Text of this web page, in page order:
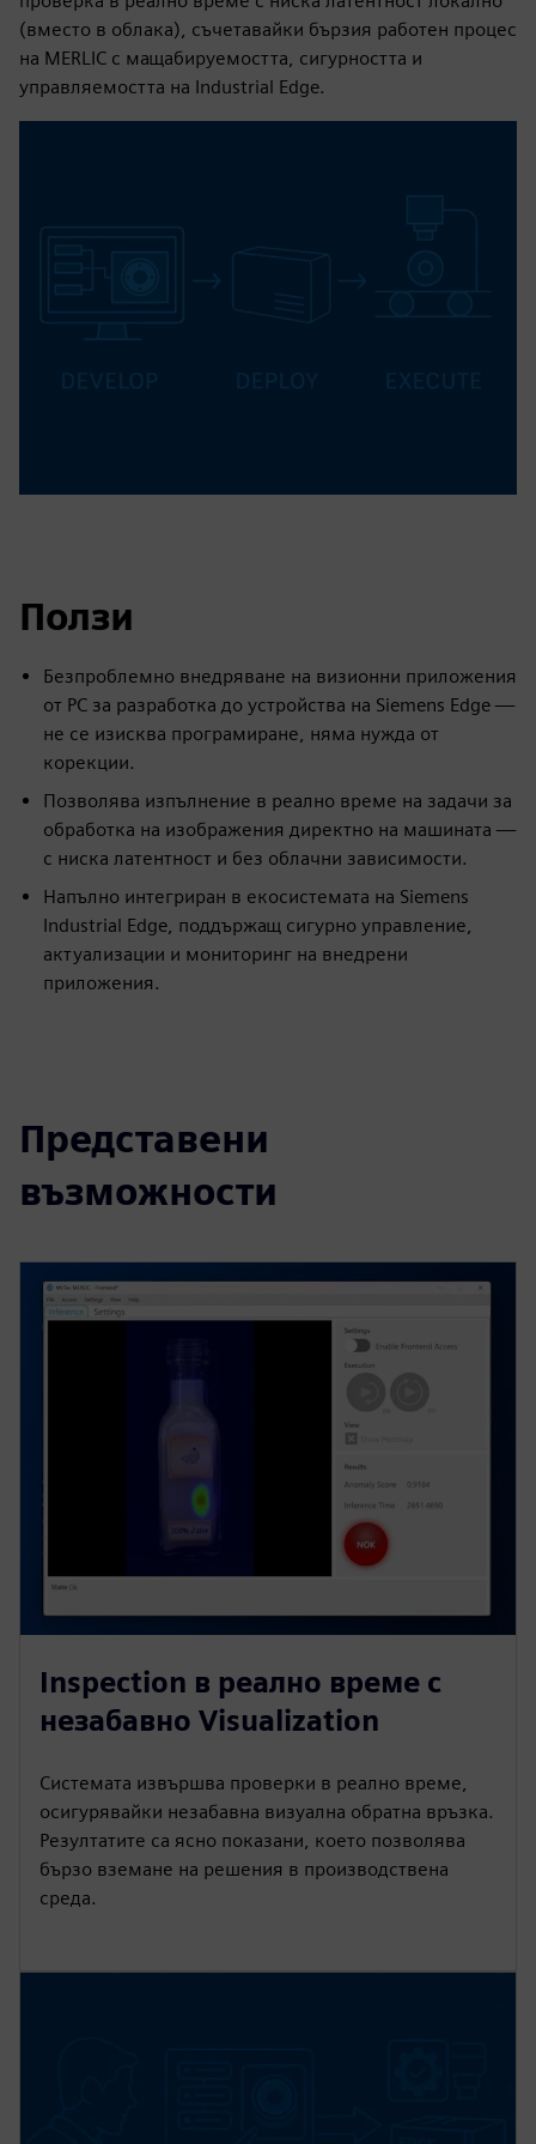
(вместо в облака), съчетавайки бързия работен процес
на MERLIC с мащабируемостта, сигурността и
управляемостта на Industrial Edge.
Ползи
Безпроблемно внедряване на визионни приложения
от PC за разработка до устройства на Siemens Edge —
не се изисква програмиране, няма нужда от
корекции.
Позволява изпълнение в реално време на задачи за
обработка на изображения директно на машината —
с ниска латентност и без облачни зависимости.
Напълно интегриран в екосистемата на Siemens
Industrial Edge, поддържащ сигурно управление,
актуализации и мониторинг на внедрени
приложения.
Представени
възможности
Inspection в реално време с
незабавно Visualization
Системата извършва проверки в реално време,
осигурявайки незабавна визуална обратна връзка.
Резултатите са ясно показани, което позволява
бързо вземане на решения в производствена
среда.